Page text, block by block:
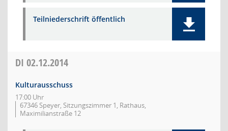
Teilniederschrift öffentlich
DI 02.12.2014
Kulturausschuss
17:00 Uhr
67346 Speyer, Sitzungszimmer 1, Rathaus,
Maximilianstraße 12